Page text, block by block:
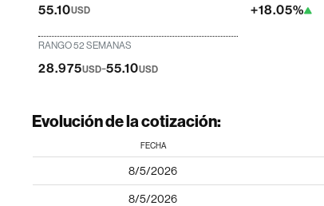
55.10USD +18.05%
RANGO 52 SEMANAS
28.975USD-55.10USD
Evolución de la cotización:
FECHA
8/5/2026
8/5/2026